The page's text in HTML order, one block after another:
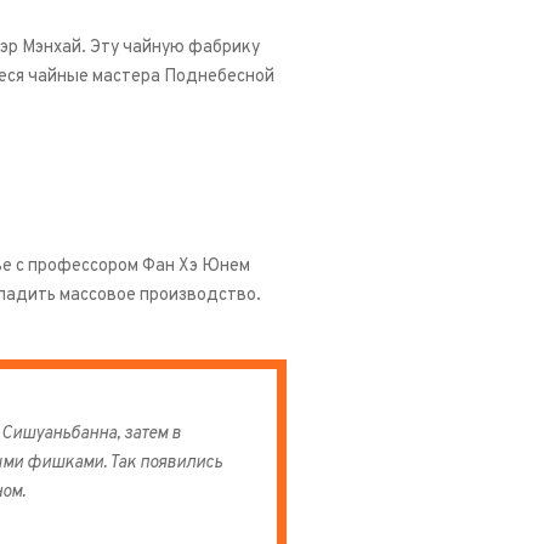
Мэнхай. Эту чайную фабрику
чайные мастера Поднебесной
с профессором Фан Хэ Юнем
массовое производство.
затем в
фишками. Так появились